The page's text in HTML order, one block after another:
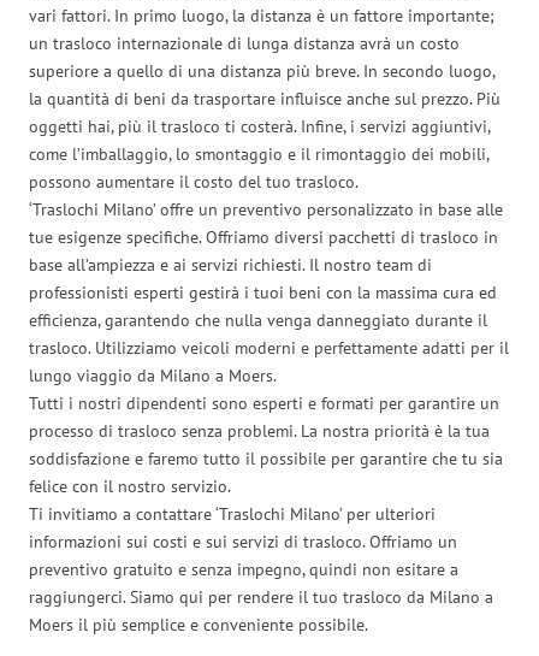
vari fattori. In primo luogo, la distanza è un fattore importante;
un trasloco internazionale di lunga distanza avrà un costo
superiore a quello di una distanza più breve. In secondo luogo,
la quantità di beni da trasportare influisce anche sul prezzo. Più
oggetti hai, più il trasloco ti costerà. Infine, i servizi aggiuntivi,
come l’imballaggio, lo smontaggio e il rimontaggio dei mobili,
possono aumentare il costo del tuo trasloco.
‘Traslochi Milano’ offre un preventivo personalizzato in base alle
tue esigenze specifiche. Offriamo diversi pacchetti di trasloco in
base all’ampiezza e ai servizi richiesti. Il nostro team di
professionisti esperti gestirà i tuoi beni con la massima cura ed
efficienza, garantendo che nulla venga danneggiato durante il
trasloco. Utilizziamo veicoli moderni e perfettamente adatti per il
lungo viaggio da Milano a Moers.
Tutti i nostri dipendenti sono esperti e formati per garantire un
processo di trasloco senza problemi. La nostra priorità è la tua
soddisfazione e faremo tutto il possibile per garantire che tu sia
felice con il nostro servizio.
Ti invitiamo a contattare ‘Traslochi Milano’ per ulteriori
informazioni sui costi e sui servizi di trasloco. Offriamo un
preventivo gratuito e senza impegno, quindi non esitare a
raggiungerci. Siamo qui per rendere il tuo trasloco da Milano a
Moers il più semplice e conveniente possibile.